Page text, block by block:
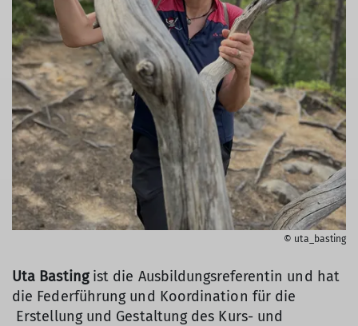
© uta_basting
Uta Bastingist die Ausbildungsreferentin und hat
die Federführung und Koordination für die
Erstellung und Gestaltung des Kurs- und